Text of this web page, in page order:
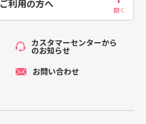
ご利用の方へ
カスタマーセンターから
のお知らせ
お問い合わせ